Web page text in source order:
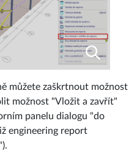
můžete zaškrtnout možnost
možnost "Vložit a zavřít"
panelu dialogu "do
engineering report